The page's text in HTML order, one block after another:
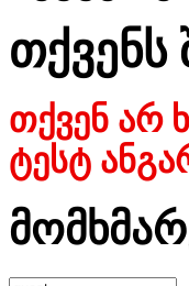
თქვენს
თქვენ არ
ტესტ